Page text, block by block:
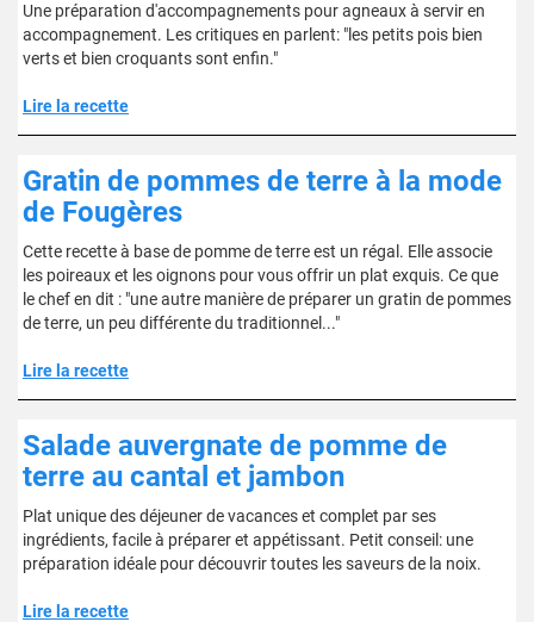
Une préparation d'accompagnements pour agneaux à servir en
accompagnement. Les critiques en parlent: "les petits pois bien
verts et bien croquants sont enfin."
Lire la recette
Gratin de pommes de terre à la mode
de Fougères
Cette recette à base de pomme de terre est un régal. Elle associe
les poireaux et les oignons pour vous offrir un plat exquis. Ce que
le chef en dit : "une autre manière de préparer un gratin de pommes
de terre, un peu différente du traditionnel..."
Lire la recette
Salade auvergnate de pomme de
terre au cantal et jambon
Plat unique des déjeuner de vacances et complet par ses
ingrédients, facile à préparer et appétissant. Petit conseil: une
préparation idéale pour découvrir toutes les saveurs de la noix.
Lire la recette